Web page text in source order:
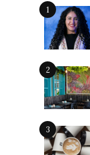
1
2
3